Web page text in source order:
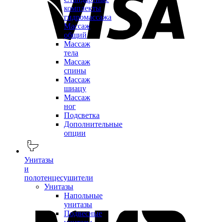
комплекты
гидромассажа
Массаж
общий
Массаж
тела
Массаж
спины
Массаж
шиацу
Массаж
ног
Подсветка
Дополнительные
опции
Унитазы
и
полотенцесушители
Унитазы
Напольные
унитазы
Подвесные